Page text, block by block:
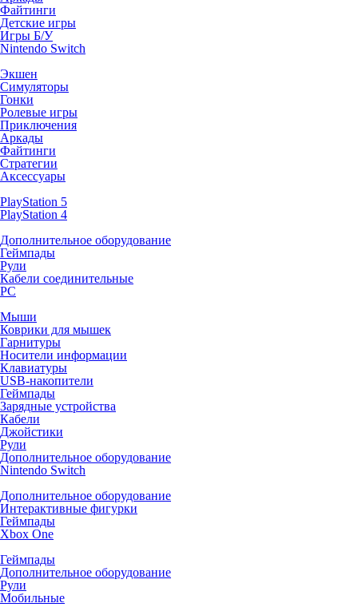
Файтинги
Детские игры
Игры Б/У
Nintendo Switch
Экшен
Симуляторы
Гонки
Ролевые игры
Приключения
Аркады
Файтинги
Стратегии
Аксессуары
PlayStation 5
PlayStation 4
Дополнительное оборудование
Геймпады
Рули
Кабели соединительные
PC
Мыши
Коврики для мышек
Гарнитуры
Носители информации
Клавиатуры
USB-накопители
Геймпады
Зарядные устройства
Кабели
Джойстики
Рули
Дополнительное оборудование
Nintendo Switch
Дополнительное оборудование
Интерактивные фигурки
Геймпады
Xbox One
Геймпады
Дополнительное оборудование
Рули
Мобильные